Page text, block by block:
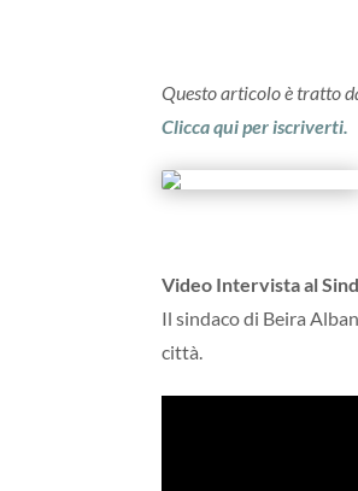
Questo articolo è tratto
Clicca qui per iscriverti.
Video Intervista al
Il sindaco di Beira
città.